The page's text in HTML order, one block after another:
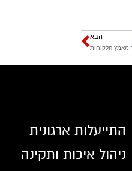
הבא
התייעלות ארגונית
ניהול איכות ותקינה